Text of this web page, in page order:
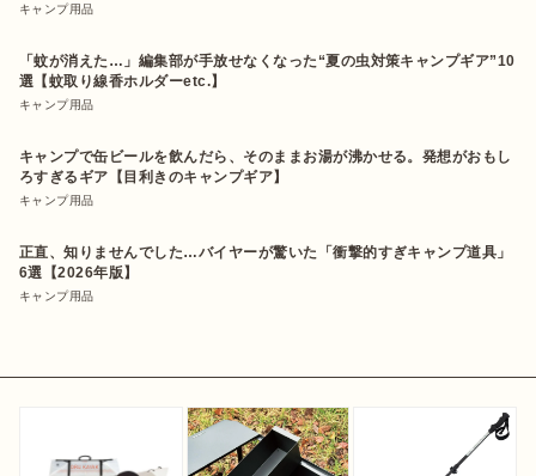
キャンプ用品
「蚊が消えた…」編集部が手放せなくなった“夏の虫対策キャンプギア”10
選【蚊取り線香ホルダーetc.】
キャンプ用品
キャンプで缶ビールを飲んだら、そのままお湯が沸かせる。発想がおもし
ろすぎるギア【目利きのキャンプギア】
キャンプ用品
正直、知りませんでした…バイヤーが驚いた「衝撃的すぎキャンプ道具」
6選【2026年版】
キャンプ用品